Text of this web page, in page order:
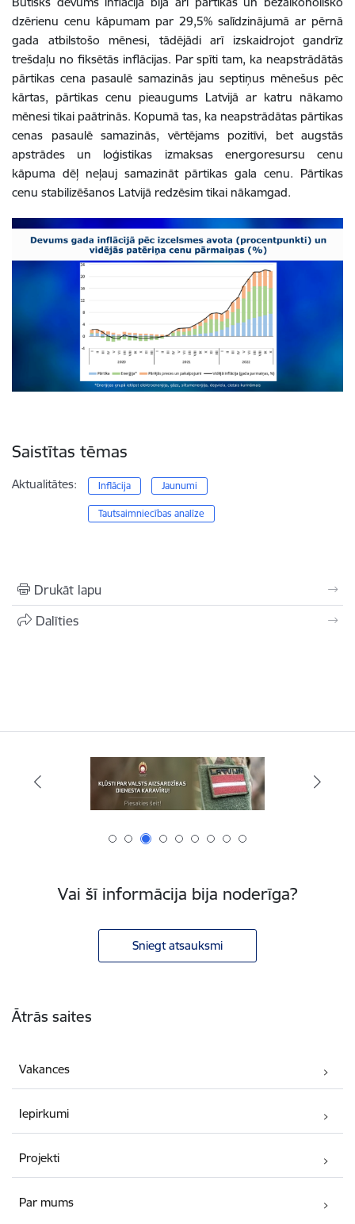
dzērienu cenu kāpumam par 29,5% salīdzinājumā ar pērnā
gada atbilstošo mēnesi, tādējādi arī izskaidrojot gandrīz
trešdaļu no fiksētās inflācijas. Par spīti tam, ka neapstrādātās
pārtikas cena pasaulē samazinās jau septiņus mēnešus pēc
kārtas, pārtikas cenu pieaugums Latvijā ar katru nākamo
mēnesi tikai paātrinās. Kopumā tas, ka neapstrādātas pārtikas
cenas pasaulē samazinās, vērtējams pozitīvi, bet augstās
apstrādes un loģistikas izmaksas energoresursu cenu
kāpuma dēļ neļauj samazināt pārtikas gala cenu. Pārtikas
cenu stabilizēšanos Latvijā redzēsim tikai nākamgad.
Saistītas tēmas
Aktualitātes: Inflācija Jaunumi
Tautsaimniecības analīze
Drukāt lapu
Dalīties
Vai šī informācija bija noderīga?
Sniegt atsauksmi
Ātrās saites
Vakances
Iepirkumi
Projekti
Par mums